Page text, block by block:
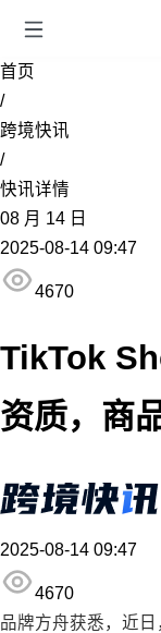
首页
/
跨境快讯
/
快讯详情
08 月 14 日
2025-08-14 09:47
4670
TikTok
资质，商
2025-08-14 09:47
4670
品牌方舟获悉，近